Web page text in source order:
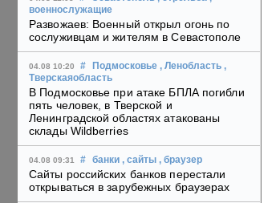
военнослужащие
Развожаев: Военный открыл огонь по
сослуживцам и жителям в Севастополе
04.08 10:20 # Подмосковье , Ленобласть ,
Тверскаяобласть
В Подмосковье при атаке БПЛА погибли
пять человек, в Тверской и
Ленинградской областях атакованы
склады Wildberries
04.08 09:31 # банки , сайты , браузер
Сайты российских банков перестали
открываться в зарубежных браузерах